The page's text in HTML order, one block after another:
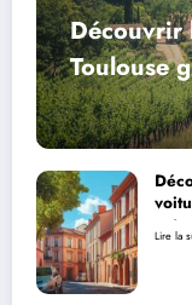
Découvrir
Toulouse
voiture :
rayonner
Lire la